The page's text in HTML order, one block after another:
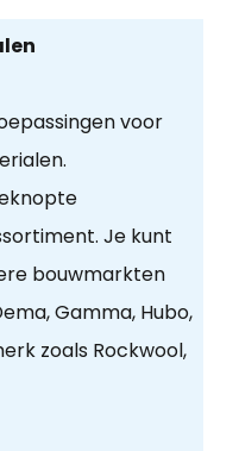
voor
Je kunt
bouwmarkten
Gamma, Hubo,
zoals Rockwool,